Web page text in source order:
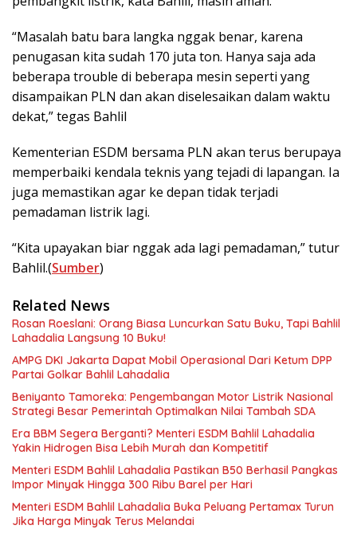
“Masalah batu bara langka nggak benar, karena
penugasan kita sudah 170 juta ton. Hanya saja ada
beberapa trouble di beberapa mesin seperti yang
disampaikan PLN dan akan diselesaikan dalam waktu
dekat,” tegas Bahlil
Kementerian ESDM bersama PLN akan terus berupaya
memperbaiki kendala teknis yang tejadi di lapangan. Ia
juga memastikan agar ke depan tidak terjadi
pemadaman listrik lagi.
“Kita upayakan biar nggak ada lagi pemadaman,” tutur
Bahlil.(Sumber)
Related News
Rosan Roeslani: Orang Biasa Luncurkan Satu Buku, Tapi Bahlil
Lahadalia Langsung 10 Buku!
AMPG DKI Jakarta Dapat Mobil Operasional Dari Ketum DPP
Partai Golkar Bahlil Lahadalia
Beniyanto Tamoreka: Pengembangan Motor Listrik Nasional
Strategi Besar Pemerintah Optimalkan Nilai Tambah SDA
Era BBM Segera Berganti? Menteri ESDM Bahlil Lahadalia
Yakin Hidrogen Bisa Lebih Murah dan Kompetitif
Menteri ESDM Bahlil Lahadalia Pastikan B50 Berhasil Pangkas
Impor Minyak Hingga 300 Ribu Barel per Hari
Menteri ESDM Bahlil Lahadalia Buka Peluang Pertamax Turun
Jika Harga Minyak Terus Melandai